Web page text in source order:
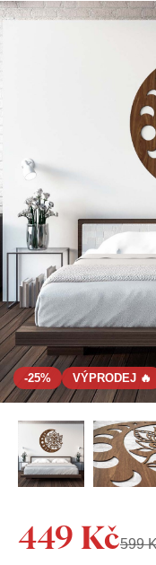
-25% VÝPRODEJ 🔥
449 Kč599